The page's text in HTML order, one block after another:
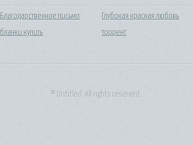
Благодарственное письмо
бланки купить
Глубокая красная любовь
торрент
© Untitled. All rights reserved.